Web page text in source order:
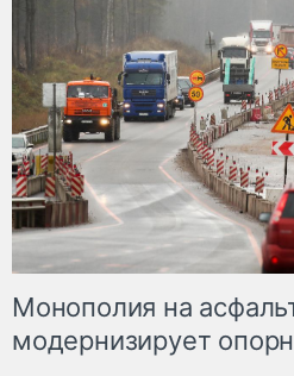
Монополия на
модернизирует